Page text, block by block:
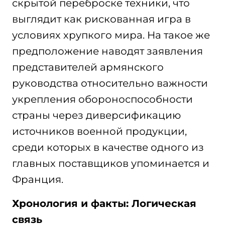
скрытой переброске техники, что
выглядит как рискованная игра в
условиях хрупкого мира. На такое же
предположение наводят заявления
представителей армянского
руководства относительно важности
укрепления обороноспособности
страны через диверсификацию
источников военной продукции,
среди которых в качестве одного из
главных поставщиков упоминается и
Франция.
Хронология и факты: Логическая
связь